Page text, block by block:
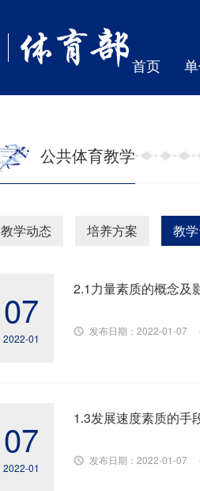
首页
公共体育教学
教学动态 培养方案 教
07
2022-01
2.1力量素质的概念及
发布日期：2022-01-07
07
2022-01
1.3发展速度素质的手
发布日期：2022-01-07